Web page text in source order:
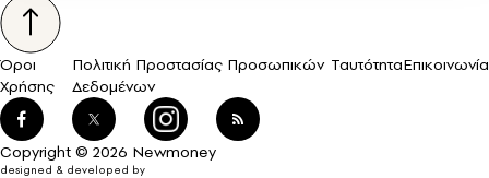
Όροι
Χρήσης
Πολιτική Προστασίας Προσωπικών
Δεδομένων
ΤαυτότηταΕπικοινωνία
Copyright © 2026 Newmoney
designed & developed by